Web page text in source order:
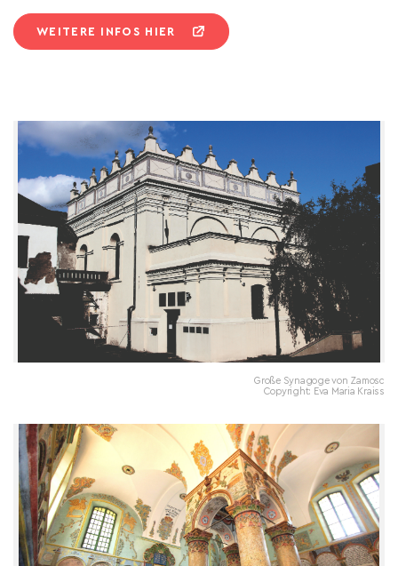
WEITERE INFOS HIER
Große Synagoge von Zamosc
Copyright: Eva Maria Kraiss